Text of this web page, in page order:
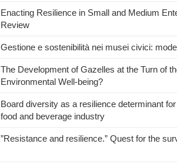
Enacting Resilience in Small and Medium
Review
Gestione e sostenibilità nei musei civici:
The Development of Gazelles at the Turn of
Environmental Well-being?
Board diversity as a resilience determinant
food and beverage industry
”Resistance and resilience.” Quest for the